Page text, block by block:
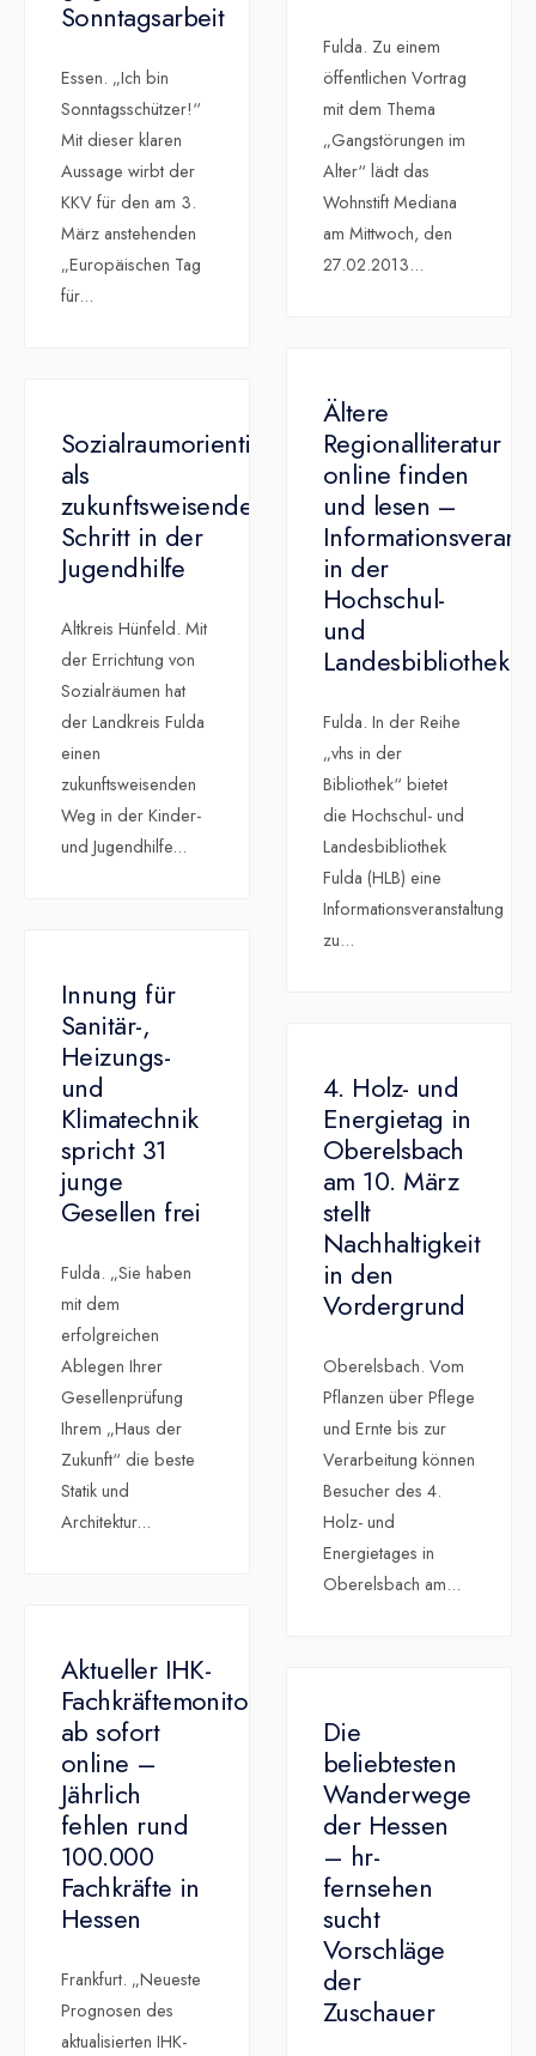
Sonntagsarbeit
Essen. „Ich bin
Sonntagsschützer!“
Mit dieser klaren
Aussage wirbt der
KKV für den am 3.
März anstehenden
„Europäischen Tag
für...
Fulda. Zu einem
öffentlichen Vortrag
mit dem Thema
„Gangstörungen im
Alter“ lädt das
Wohnstift Mediana
am Mittwoch, den
27.02.2013...
Ältere
Regionalliteratur
online finden
und lesen –
in der
Hochschul-
und
Landesbibliothek
Fulda. In der Reihe
„vhs in der
Bibliothek“ bietet
die Hochschul- und
Landesbibliothek
Fulda (HLB) eine
Informationsveranstaltung
zu...
Sozialraumorientierung
als
zukunftsweisender
Schritt in der
Jugendhilfe
Altkreis Hünfeld. Mit
der Errichtung von
Sozialräumen hat
der Landkreis Fulda
einen
zukunftsweisenden
Weg in der Kinder-
und Jugendhilfe...
Innung für
Sanitär-,
Heizungs-
und
Klimatechnik
spricht 31
junge
Gesellen frei
Fulda. „Sie haben
mit dem
erfolgreichen
Ablegen Ihrer
Gesellenprüfung
Ihrem „Haus der
Zukunft“ die beste
Statik und
Architektur...
4. Holz- und
Energietag in
Oberelsbach
am 10. März
stellt
Nachhaltigkeit
in den
Vordergrund
Oberelsbach. Vom
Pflanzen über Pflege
und Ernte bis zur
Verarbeitung können
Besucher des 4.
Holz- und
Energietages in
Oberelsbach am...
Aktueller IHK-
Fachkräftemonitor
ab sofort
online –
Jährlich
fehlen rund
100.000
Fachkräfte in
Hessen
Frankfurt. „Neueste
Prognosen des
aktualisierten IHK-
Die
beliebtesten
Wanderwege
der Hessen
– hr-
fernsehen
sucht
Vorschläge
der
Zuschauer